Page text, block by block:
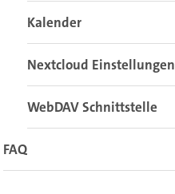
Kalender
Nextcloud Einstellungen
WebDAV Schnittstelle
FAQ